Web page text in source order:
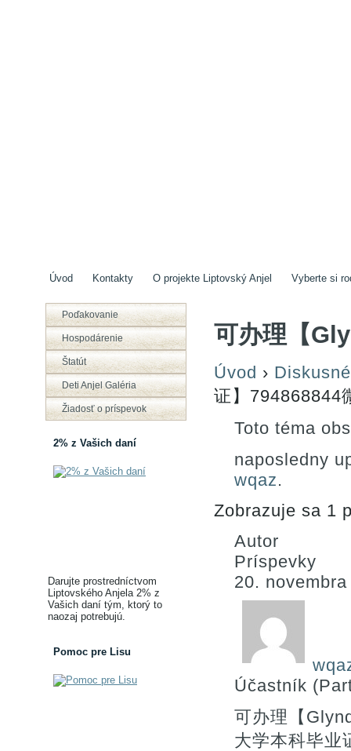
Úvod Kontakty O projekte Liptovský Anjel Vyberte si
Poďakovanie
Hospodárenie
Štatút
Deti Anjel Galéria
Žiadosť o príspevok
2% z Vašich daní
Darujte prostredníctvom
Liptovského Anjela 2% z
Vašich daní tým, ktorý to
naozaj potrebujú.
Pomoc pre Lisu
可办理【
Úvod ›
证】794868844
Toto téma
naposledny
wqaz.
Zobrazuje sa 1
Autor
Príspevky
20.
Účastník
可办理【
大学本科毕业